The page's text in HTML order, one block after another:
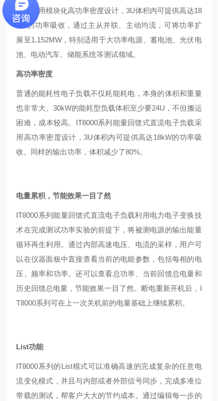
求。采用模块化高功率密度设计，3U体积内可提供高达18
kW的功率吸收，通过主从并联、主动均流，可将功率扩
展至1.152MW，特别适用于大功率电源、蓄电池、光伏电
池、电动汽车、储能系统等测试领域。
高功率密度
普通的能耗性电子负载不仅耗能耗电，本身的体积和重量
也非常大。30kW的能耗型负载体积至少要24U，不但搬运
困难，成本较高。IT8000系列能量回馈式直流电子负载采
用高功率密度设计，3U体积内可提供高达18kW的功率吸
收。同样的输出功率，体积减少了80%。
电量累积，节能效果一目了然
IT8000系列能量回馈式直流电子负载利用电力电子变换技
术在完成测试功率实验的前提下，将被测电源的输出能量
循环再生利用。通过内部高速电压、电流的采样，用户可
以在仪器面板中直接查看当前的电能参数，包括每相的电
压、频率和功率。还可以查看总功率、当前回馈总电量和
历史回馈总电量，节能效果一目了然。断电重新开机后，I
T8000系列可在上一次关机前的电量基础上继续累积。
List功能
IT8000系列的List模式可以准确高速的完成复杂的任意电
流变化模式，并且与内部或者外部信号同步，完成多准位
带载的测试，帮客户大大的节约成本。通过编辑每一步的